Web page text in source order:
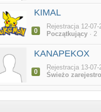
KIMAL
0
Rejestracja 12-
Początkujący· 2
KANAPEKOX
0
Rejestracja 13-
Świeżo